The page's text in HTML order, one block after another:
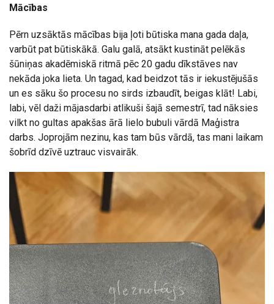
Mācības
Pērn uzsāktās mācības bija ļoti būtiska mana gada daļa,
varbūt pat būtiskākā. Galu galā, atsākt kustināt pelēkās
šūniņas akadēmiskā ritmā pēc 20 gadu dīkstāves nav
nekāda joka lieta. Un tagad, kad beidzot tās ir iekustējušās
un es sāku šo procesu no sirds izbaudīt, beigas klāt! Labi,
labi, vēl daži mājasdarbi atlikuši šajā semestrī, tad nāksies
vilkt no gultas apakšas ārā lielo bubuli vārdā Maģistra
darbs. Joprojām nezinu, kas tam būs vārdā, tas mani laikam
šobrīd dzīvē uztrauc visvairāk.